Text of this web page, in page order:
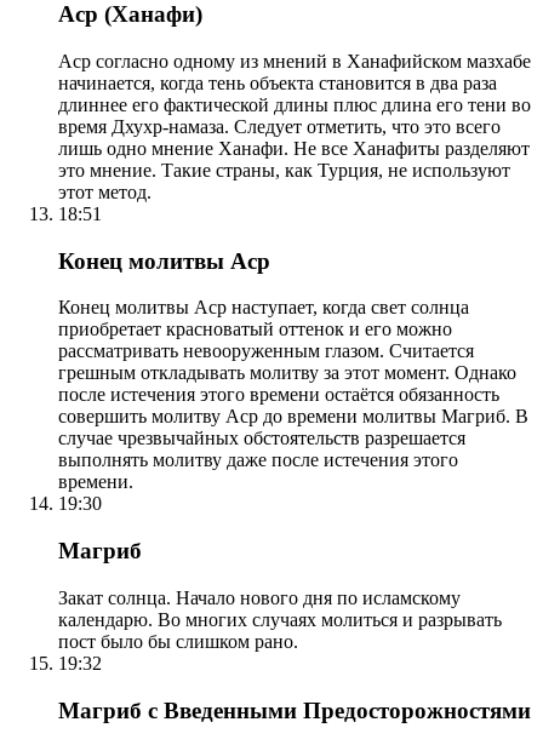
Аср (Ханафи)
Аср согласно одному из мнений в Ханафийском мазхабе
начинается, когда тень объекта становится в два раза
длиннее его фактической длины плюс длина его тени во
время Дхухр-намаза. Следует отметить, что это всего
лишь одно мнение Ханафи. Не все Ханафиты разделяют
это мнение. Такие страны, как Турция, не используют
этот метод.
18:51
Конец молитвы Аср
Конец молитвы Аср наступает, когда свет солнца
приобретает красноватый оттенок и его можно
рассматривать невооруженным глазом. Считается
грешным откладывать молитву за этот момент. Однако
после истечения этого времени остаётся обязанность
совершить молитву Аср до времени молитвы Магриб. В
случае чрезвычайных обстоятельств разрешается
выполнять молитву даже после истечения этого
времени.
19:30
Магриб
Закат солнца. Начало нового дня по исламскому
календарю. Во многих случаях молиться и разрывать
пост было бы слишком рано.
19:32
Магриб с Введенными Предосторожностями